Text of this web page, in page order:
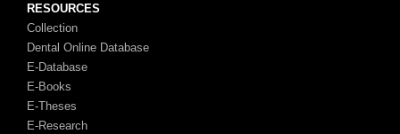
RESOURCES
Collection
Dental Online Database
E-Database
E-Books
E-Theses
E-Research